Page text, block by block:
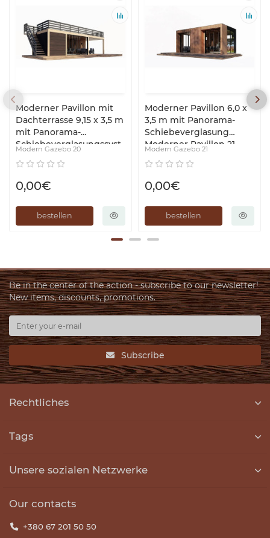
Moderner Pavillon mit
Dachterrasse 9,15 x 3,5 m
mit Panorama-
Schiebeverglasungssyst
Modern Gazebo 20
0,00€
bestellen
Moderner Pavillon 6,0 x
3,5 m mit Panorama-
Schiebeverglasung
Moderner Pavillon 21
Production
Modern Gazebo 21
0,00€
bestellen
Be in the center of the action - subscribe to our newsletter!
New items, discounts, promotions.
Subscribe
Rechtliches
Tags
Unsere sozialen Netzwerke
Our contacts
+380 67 201 50 50